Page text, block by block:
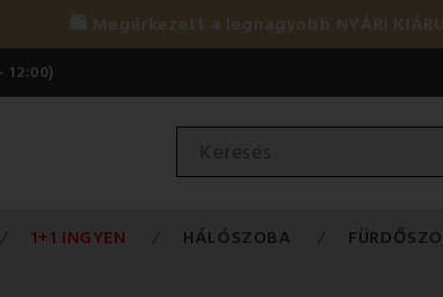
🛍️ Megérkezett a legnagyobb NYÁRI
12:00)
1+1 INGYEN HÁLÓSZOBA